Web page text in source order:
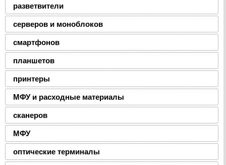
разветвители
серверов и моноблоков
смартфонов
планшетов
принтеры
МФУ и расходные материалы
сканеров
МФУ
оптические терминалы